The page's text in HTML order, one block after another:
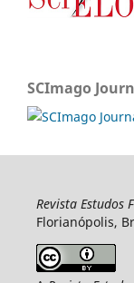
SCImago
Revista Estudos
Florianópolis,